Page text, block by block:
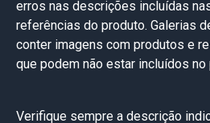
erros nas descrições incluídas
referências do produto. Galerias
conter imagens com produtos e
que podem não estar incluídos no
Verifique sempre a descrição